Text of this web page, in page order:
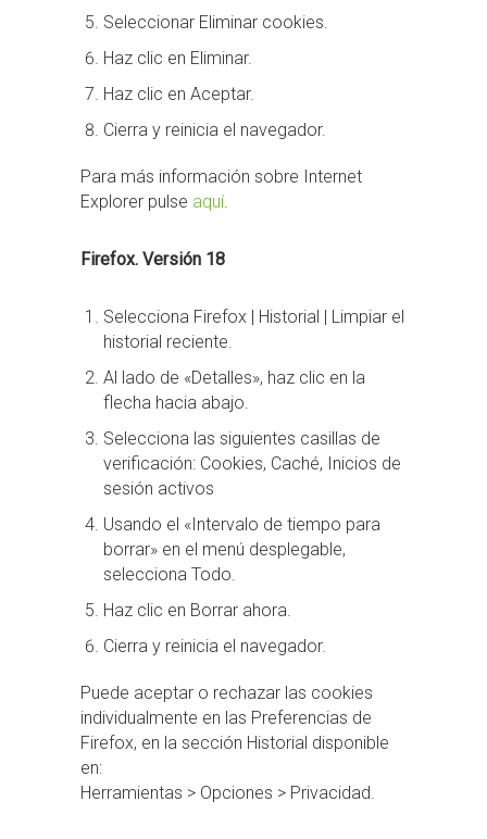
Seleccionar Eliminar cookies.
Haz clic en Eliminar.
Haz clic en Aceptar.
Cierra y reinicia el navegador.
Para más información sobre Internet
Explorer pulse aquí.
Firefox. Versión 18
Selecciona Firefox | Historial | Limpiar el
historial reciente.
Al lado de «Detalles», haz clic en la
flecha hacia abajo.
Selecciona las siguientes casillas de
verificación: Cookies, Caché, Inicios de
sesión activos
Usando el «Intervalo de tiempo para
borrar» en el menú desplegable,
selecciona Todo.
Haz clic en Borrar ahora.
Cierra y reinicia el navegador.
Puede aceptar o rechazar las cookies
individualmente en las Preferencias de
Firefox, en la sección Historial disponible
en:
Herramientas > Opciones > Privacidad.